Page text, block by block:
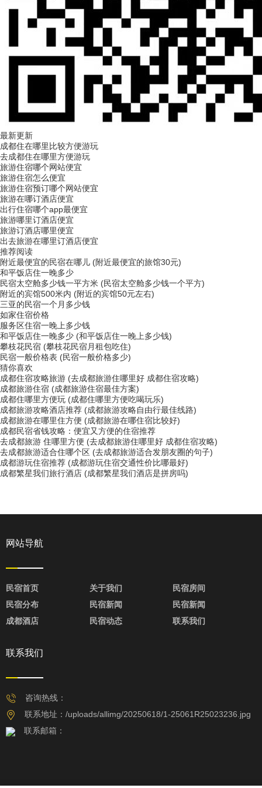
最新更新
成都住在哪里比较方便游玩
去成都住在哪里方便游玩
旅游住宿哪个网站便宜
旅游住宿怎么便宜
旅游住宿预订哪个网站便宜
旅游在哪订酒店便宜
出行住宿哪个app最便宜
旅游哪里订酒店便宜
旅游订酒店哪里便宜
出去旅游在哪里订酒店便宜
推荐阅读
附近最便宜的民宿在哪儿 (附近最便宜的旅馆30元)
和平饭店住一晚多少
民宿太空舱多少钱一平方米 (民宿太空舱多少钱一个平方)
附近的宾馆500米内 (附近的宾馆50元左右)
三亚的民宿一个月多少钱
如家住宿价格
服务区住宿一晚上多少钱
和平饭店住一晚多少 (和平饭店住一晚上多少钱)
攀枝花民宿 (攀枝花民宿月租包吃住)
民宿一般价格表 (民宿一般价格多少)
猜你喜欢
成都住宿攻略旅游 (去成都旅游住哪里好 成都住宿攻略)
成都旅游住宿 (成都旅游住宿最佳方案)
成都住哪里方便玩 (成都住哪里方便吃喝玩乐)
成都旅游攻略酒店推荐 (成都旅游攻略自由行最佳线路)
成都旅游在哪里住方便 (成都旅游在哪住宿比较好)
成都民宿省钱攻略：便宜又方便的住宿推荐
去成都旅游 住哪里方便 (去成都旅游住哪里好 成都住宿攻略)
去成都旅游适合住哪个区 (去成都旅游适合发朋友圈的句子)
成都游玩住宿推荐 (成都游玩住宿交通性价比哪最好)
成都繁星我们旅行酒店 (成都繁星我们酒店是拼房吗)
网站导航
民宿首页 关于我们
民宿房间
民宿分布
民宿新闻
民宿新闻
成都酒店
民宿动态 联系我们
联系我们
咨询热线：
联系地址：/uploads/allimg/20250618/1-25061R25023236.jpg
联系邮箱：